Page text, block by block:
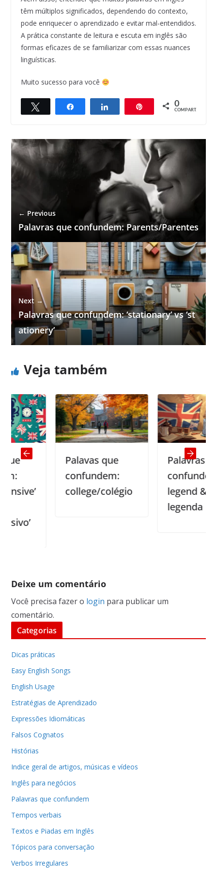
têm múltiplos significados, dependendo do contexto,
pode enriquecer o aprendizado e evitar mal-entendidos.
A prática constante de leitura e escuta em inglês são
formas eficazes de se familiarizar com essas nuances
linguísticas.
Muito sucesso para você
Compartilhar Compartilhar 0
COMPART.
← Previous
Palavras que confundem: Parents/Parentes
Next →
Palavras que confundem: ‘stationary’ vs ‘st
ationery’
Veja também
Palavas que
confundem:
college/colégio
Palavras que
confundem:
legend &
legenda
Deixe um comentário
Você precisa fazer o login para publicar um
comentário.
Categorias
Dicas práticas
Easy English Songs
English Usage
Estratégias de Aprendizado
Expressões Idiomáticas
Falsos Cognatos
Histórias
Indice geral de artigos, músicas e vídeos
Inglês para negócios
Palavras que confundem
Tempos verbais
Textos e Piadas em Inglês
Tópicos para conversação
Verbos Irregulares